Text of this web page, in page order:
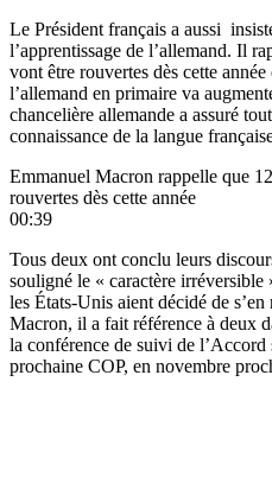
Le Président français a aussi
l’apprentissage de l’allemand. Il
vont être rouvertes dès cette
l’allemand en primaire va
chancelière allemande a assuré
connaissance de la langue
Emmanuel Macron rappelle que
rouvertes dès cette année
00:39
Tous deux ont conclu leurs
souligné le « caractère irréversible
les États-Unis aient décidé de
Macron, il a fait référence à deux
la conférence de suivi de l’Accord
prochaine COP, en novembre